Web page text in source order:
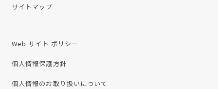
サイトマップ
Web サイト ポリシー
個人情報保護方針
個人情報のお取り扱いについて